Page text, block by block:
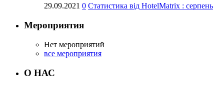
29.09.2021 0 Статистика від HotelMatrix : серпень
Мероприятия
Нет мероприятий
все мероприятия
О НАС